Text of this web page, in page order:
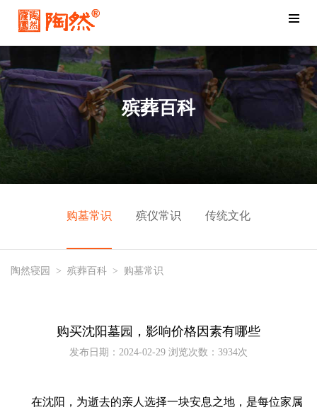
殡葬百科
购墓常识 殡仪常识 传统文化
陶然寝园 > 殡葬百科 > 购墓常识
购买沈阳墓园，影响价格因素有哪些
发布日期：2024-02-29 浏览次数：3934次
在沈阳，为逝去的亲人选择一块安息之地，是每位家属